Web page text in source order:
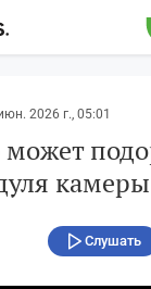
2026 г., 05:01
может
камеры
Слушать